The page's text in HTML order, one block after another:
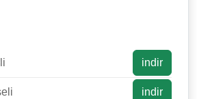
indir
indir